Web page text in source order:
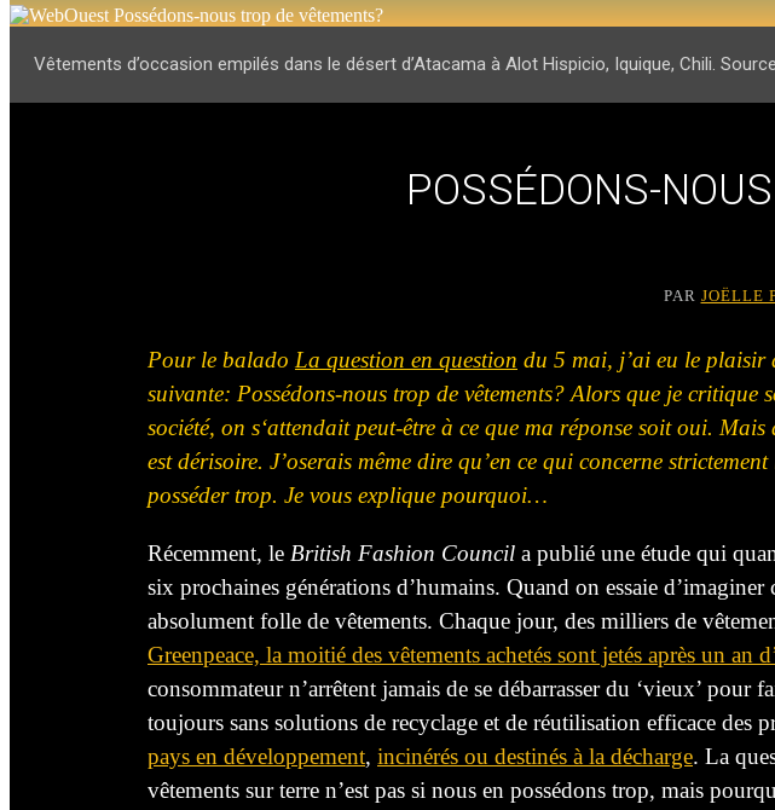
Vêtements d’occasion empilés dans le désert d’Atacama à Alot Hispicio, Iquique, Chili.
POSSÉDONS-
PAR JOËLLE
Pour le balado La question en question du 5 mai, j’ai eu le plaisir
suivante: Possédons-nous trop de vêtements? Alors que je critique
société, on s‘attendaitpeut-être à ce que ma réponse soit oui.
est dérisoire. J’oserais même dire qu’en ce qui concerne
possédertrop. Je vous explique pourquoi…
Récemment, le British Fashion Council a publié une étude qui
six prochaines générations d’humains. Quand on essaie
absolument folle de vêtements. Chaque jour, des milliers de
Greenpeace, la moitié des vêtements achetés sont jetés après un an
consommateurn’arrêtent jamais de se débarrasser du ‘vieux’ pour
toujours sans solutions de recyclage et de réutilisation efficace des
pays en développement, incinérés ou destinés à la décharge. La
vêtements sur terre n’est pas si nous en possédons trop, mais